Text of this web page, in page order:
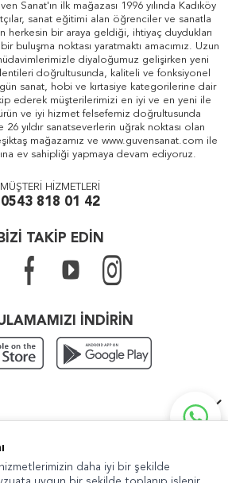
Sanat'ın ilk mağazası 1996 yılında Kadıköy
sanat eğitimi alan öğrenciler ve sanatla
herkesin bir araya geldiği, ihtiyaç duydukları
buluşma noktası yaratmaktı amacımız. Uzun
diyaloğumuz gelişirken yeni
doğrultusunda, kaliteli ve fonksiyonel
sanat, hobi ve kırtasiye kategorilerine dair
ederek müşterilerimizi en iyi ve en yeni ile
ve iyi hizmet felsefemiz doğrultusunda
yıldır sanatseverlerin uğrak noktası olan
mağazamız ve www.guvensanat.com ile
ev sahipliği yapmaya devam ediyoruz.
MÜŞTERİ HİZMETLERİ
0543 818 01 42
BİZİ TAKİP EDİN
İNDİRİN
daha iyi bir şekilde